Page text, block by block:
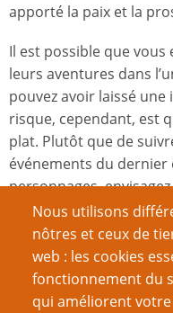
apporté la paix et la
Il est possible que
leurs aventures dans
pouvez avoir laissé
risque, cependant, est
plat. Plutôt que de
événements du dernier
personnages,
années plus tard. Les
descendants des
qu’ils affrontent sera
dangereuse que celle
Nous utilisons
nôtres et ceux de
web : les cookies
fonctionnement du
qui améliorent